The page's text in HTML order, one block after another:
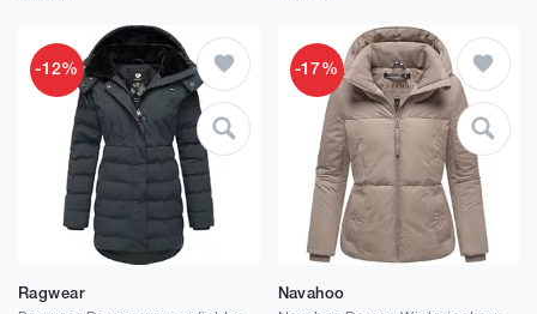
-12%
Ragwear
-17%
Navahoo